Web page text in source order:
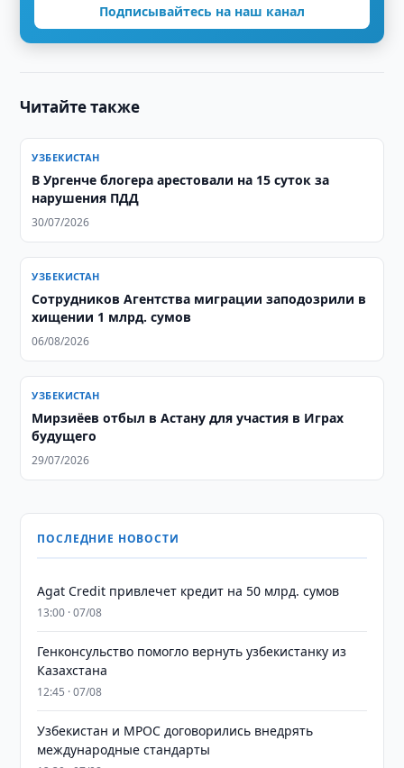
Подписывайтесь на наш канал
Читайте также
УЗБЕКИСТАН
В Ургенче блогера арестовали на 15 суток за
нарушения ПДД
30/07/2026
УЗБЕКИСТАН
Сотрудников Агентства миграции заподозрили в
хищении 1 млрд. сумов
06/08/2026
УЗБЕКИСТАН
Мирзиёев отбыл в Астану для участия в Играх
будущего
29/07/2026
ПОСЛЕДНИЕ НОВОСТИ
Agat Credit привлечет кредит на 50 млрд. сумов
13:00 · 07/08
Генконсульство помогло вернуть узбекистанку из
Казахстана
12:45 · 07/08
Узбекистан и MPOC договорились внедрять
международные стандарты